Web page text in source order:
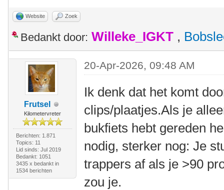
Website Zoek
Bedankt door: Willeke_IGKT ,
Frutsel
Kilometervreter
Berichten: 1.871
Topics: 11
Lid sinds: Jul 2019
Bedankt: 1051
3435 x bedankt in
1534 berichten
20-Apr-2026, 09:48 AM
Ik denk dat het komt
clips/plaatjes.Als je
bukfiets hebt gereden
nodig, sterker nog: Je
trappers af als je >90
zou je.